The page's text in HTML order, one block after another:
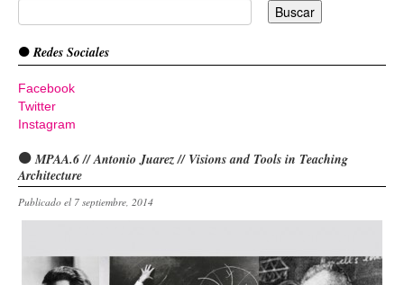
Redes Sociales
Facebook
Twitter
Instagram
MPAA.6 // Antonio Juarez // Visions and Tools in Teaching
Architecture
Publicado el 7 septiembre, 2014